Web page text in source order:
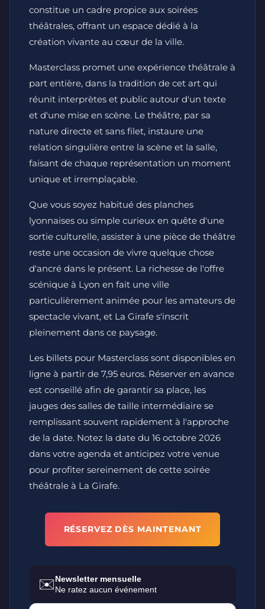
constitue un cadre propice aux soirées
théâtrales, offrant un espace dédié à la
création vivante au cœur de la ville.
Masterclass promet une expérience théâtrale à
part entière, dans la tradition de cet art qui
réunit interprètes et public autour d'un texte
et d'une mise en scène. Le théâtre, par sa
nature directe et sans filet, instaure une
relation singulière entre la scène et la salle,
faisant de chaque représentation un moment
unique et irremplaçable.
Que vous soyez habitué des planches
lyonnaises ou simple curieux en quête d'une
sortie culturelle, assister à une pièce de théâtre
reste une occasion de vivre quelque chose
d'ancré dans le présent. La richesse de l'offre
scénique à Lyon en fait une ville
particulièrement animée pour les amateurs de
spectacle vivant, et La Girafe s'inscrit
pleinement dans ce paysage.
Les billets pour Masterclass sont disponibles en
ligne à partir de 7,95 euros. Réserver en avance
est conseillé afin de garantir sa place, les
jauges des salles de taille intermédiaire se
remplissant souvent rapidement à l'approche
de la date. Notez la date du 16 octobre 2026
dans votre agenda et anticipez votre venue
pour profiter sereinement de cette soirée
théâtrale à La Girafe.
RÉSERVEZ DÈS MAINTENANT
✉️Newsletter mensuelle
Ne ratez aucun événement